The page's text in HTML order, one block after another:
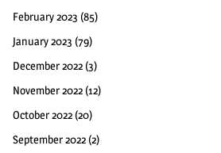
February 2023 (85)
January 2023 (79)
December 2022 (3)
November 2022 (12)
October 2022 (20)
September 2022 (2)